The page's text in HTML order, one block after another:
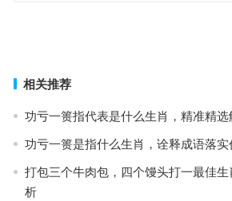
相关推荐
功亏一篑指代表是什么生肖，精准精选
功亏一篑是指什么生肖，诠释成语落实
打包三个牛肉包，四个馒头打一最佳
析